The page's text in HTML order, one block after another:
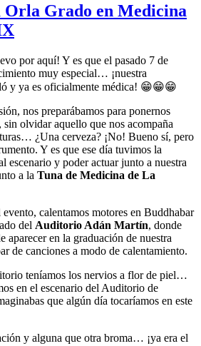
Orla Grado en Medicina
por aquí! Y es que el pasado 7 de
muy especial… ¡nuestra
y ya es oficialmente médica! 😁😁😁
nos preparábamos para ponernos
sin olvidar aquello que nos acompaña
¿Una cerveza? ¡No! Bueno sí, pero
Y es que ese día tuvimos la
escenario y poder actuar junto a nuestra
a la Tuna de Medicina de La
evento, calentamos motores en Buddhabar
del Auditorio Adán Martín, donde
aparecer en la graduación de nuestra
de canciones a modo de calentamiento.
teníamos los nervios a flor de piel…
en el escenario del Auditorio de
que algún día tocaríamos en este
y alguna que otra broma… ¡ya era el